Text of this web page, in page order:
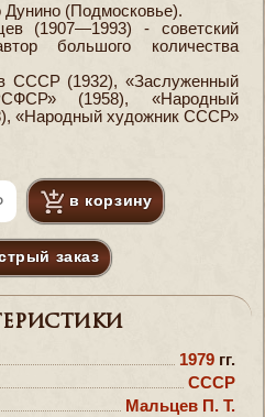
Дунино (Подмосковье).
(1907—1993) - советский
большого количества
СССР (1932), «Заслуженный
(1958), «Народный
«Народный художник СССР»
в корзину
заказ
1979 гг.
СССР
Мальцев П. Т.